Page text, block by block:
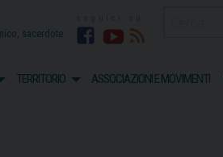
sacerdote Facebook
Youtube
RSS
TERRITORIO ASSOCIAZIONI E MOVIMENTI